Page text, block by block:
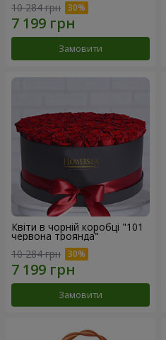
10 284 грн
Замовити
Квіти в чорній коробці "101
червона троянда"
10 284 грн
Замовити